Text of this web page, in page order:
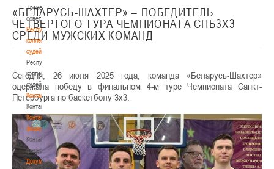
Тренерский
совет
Республиканская
коллегия
судей
Республиканская
коллегия
судей
Контакты
Контакты
Контакты
федерации
Контакты
федерации
Документы
«БЕЛАРУСЬ-ШАХТЕР» – ПОБЕДИТЕЛЬ
ЧЕТВЕРТОГО ТУРА ЧЕМПИОНАТА СПБ3Х3
СРЕДИ МУЖСКИХ КОМАНД
Сегодня, 26 июля 2025 года, команда «Беларусь-Шахтер»
одержала победу в финальном 4-м туре Чемпионата Санкт-
Петербурга по баскетболу 3х3.